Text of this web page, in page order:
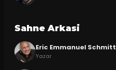
Sahne Arkasi
Eric Emmanuel Schmitt
Yazar